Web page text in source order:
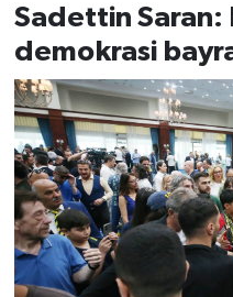
Sadettin Saran:
demokrasi